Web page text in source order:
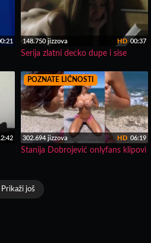
148.750 jizzova 00:37
HD
Serija zlatni decko dupe i sise
POZNATE LIČNOSTI
302.694 jizzova 06:19
HD
Stanija Dobrojević onlyfans klipovi
Prikaži još